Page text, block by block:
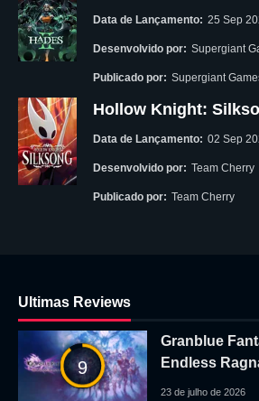
Data de Lançamento: 25 Sep
Desenvolvido por: Supergiant
Publicado por: Supergiant
Hollow Knight:
Data de Lançamento: 02 Sep
Desenvolvido por: Team Cherry
Publicado por: Team Cherry
Ultimas Reviews
9
Granblue
Endless
23 de julho de 2026